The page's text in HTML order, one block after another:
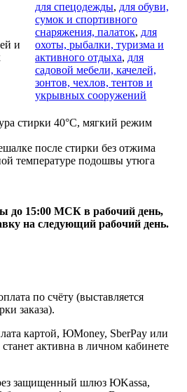
и
для спецодежды, для обуви,
сумок и спортивного
снаряжения, палаток, для
охоты, рыбалки, туризма и
активного отдыха, для
садовой мебели, качелей,
зонтов, чехлов, тентов и
укрывных сооружений
стирки 40°C, мягкий режим
после стирки без отжима
температуре подошвы утюга
до 15:00 МСК в рабочий день,
на следующий рабочий день.
по счёту (выставляется
заказа).
картой, ЮMoney, SberPay или
активна в личном кабинете
защищенный шлюз ЮKassa,